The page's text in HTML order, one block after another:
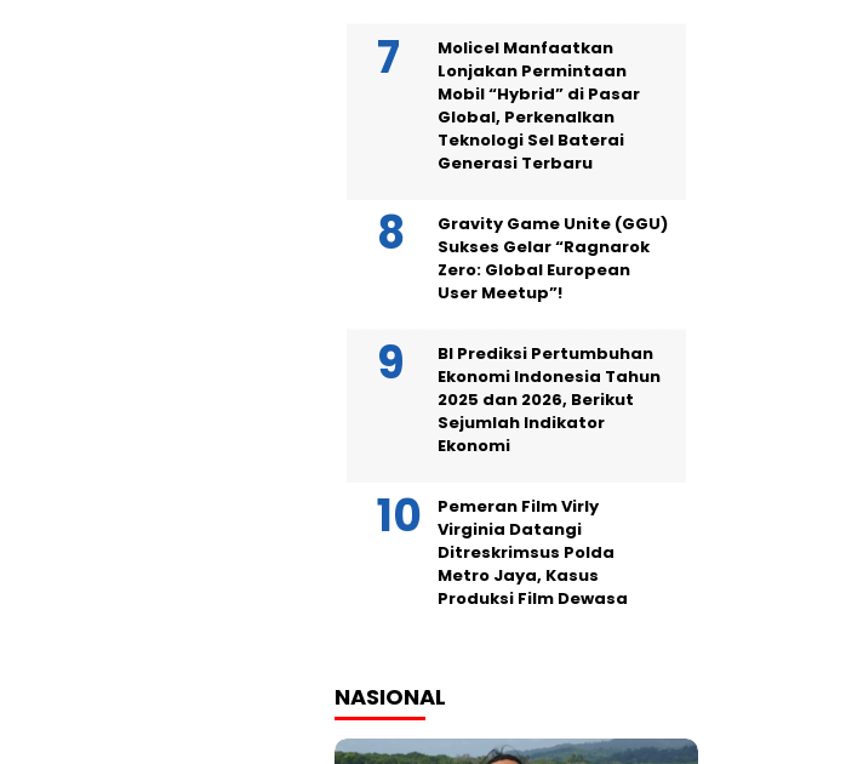
Molicel Manfaatkan
Lonjakan Permintaan
Mobil “Hybrid” di Pasar
Global, Perkenalkan
Teknologi Sel Baterai
Generasi Terbaru
Gravity Game Unite (GGU)
Sukses Gelar “Ragnarok
Zero: Global European
User Meetup”!
BI Prediksi Pertumbuhan
Ekonomi Indonesia Tahun
2025 dan 2026, Berikut
Sejumlah Indikator
Ekonomi
Pemeran Film Virly
Virginia Datangi
Ditreskrimsus Polda
Metro Jaya, Kasus
Produksi Film Dewasa
NASIONAL